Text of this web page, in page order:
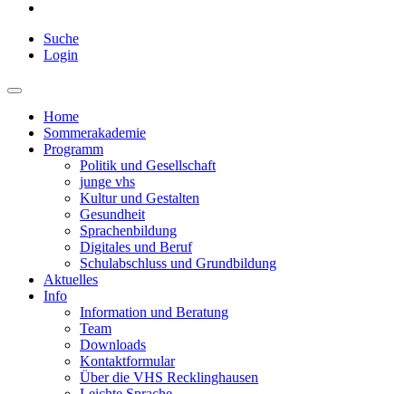
Suche
Login
Home
Sommerakademie
Programm
Politik und Gesellschaft
junge vhs
Kultur und Gestalten
Gesundheit
Sprachenbildung
Digitales und Beruf
Schulabschluss und Grundbildung
Aktuelles
Info
Information und Beratung
Team
Downloads
Kontaktformular
Über die VHS Recklinghausen